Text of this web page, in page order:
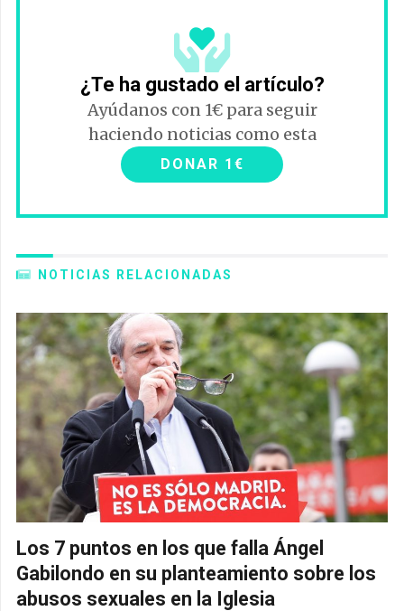
¿Te ha gustado el artículo?
Ayúdanos con 1€ para seguir
haciendo noticias como esta
DONAR 1€
NOTICIAS RELACIONADAS
Los 7 puntos en los que falla Ángel
Gabilondo en su planteamiento sobre los
abusos sexuales en la Iglesia